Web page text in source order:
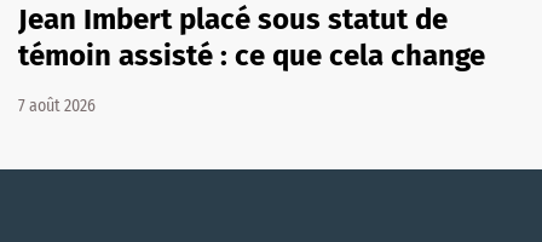
Jean Imbert placé sous statut de
témoin assisté : ce que cela change
7 août 2026